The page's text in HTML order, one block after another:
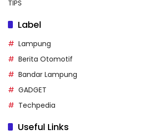
TIPS
Label
Lampung
Berita Otomotif
Bandar Lampung
GADGET
Techpedia
Useful Links